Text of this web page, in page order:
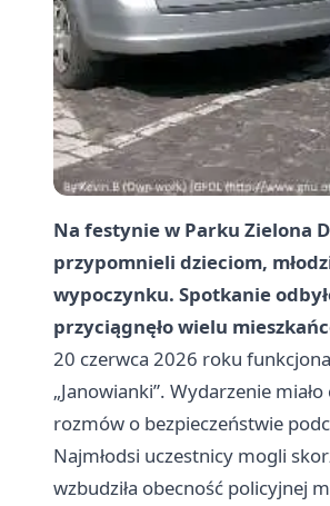
Na festynie w Parku Zielona
przypomnieli dzieciom,
wypoczynku. Spotkanie
przyciągnęło wielu
20 czerwca 2026 roku
„Janowianki”. Wydarzenie
rozmów o bezpieczeństwie
Najmłodsi uczestnicy mogli
wzbudziła obecność policyjnej